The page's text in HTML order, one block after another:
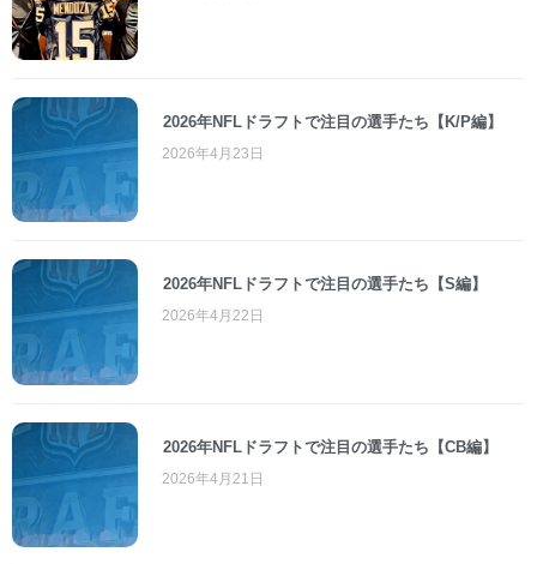
2026年NFLドラフトで注目の選手たち【K/P編】
2026年4月23日
2026年NFLドラフトで注目の選手たち【S編】
2026年4月22日
2026年NFLドラフトで注目の選手たち【CB編】
2026年4月21日